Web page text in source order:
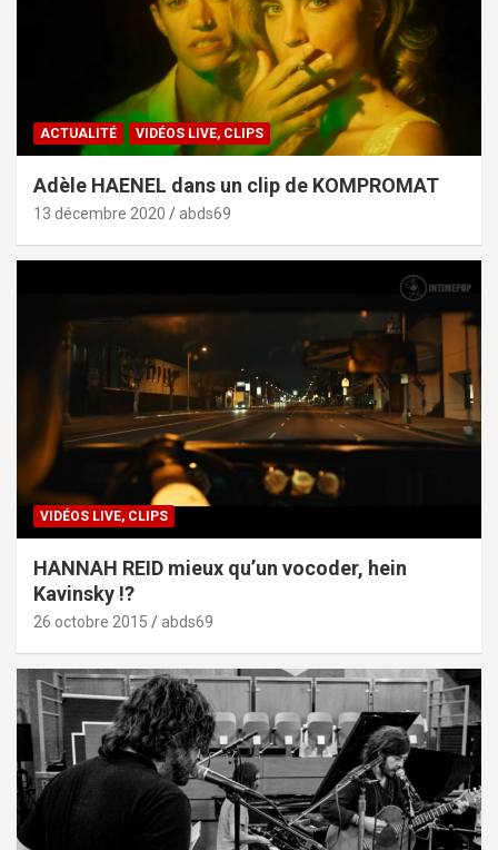
ACTUALITÉ VIDÉOS LIVE, CLIPS
Adèle HAENEL dans un clip de KOMPROMAT
13 décembre 2020 abds69
VIDÉOS LIVE, CLIPS
HANNAH REID mieux qu’un vocoder, hein
Kavinsky !?
26 octobre 2015 abds69